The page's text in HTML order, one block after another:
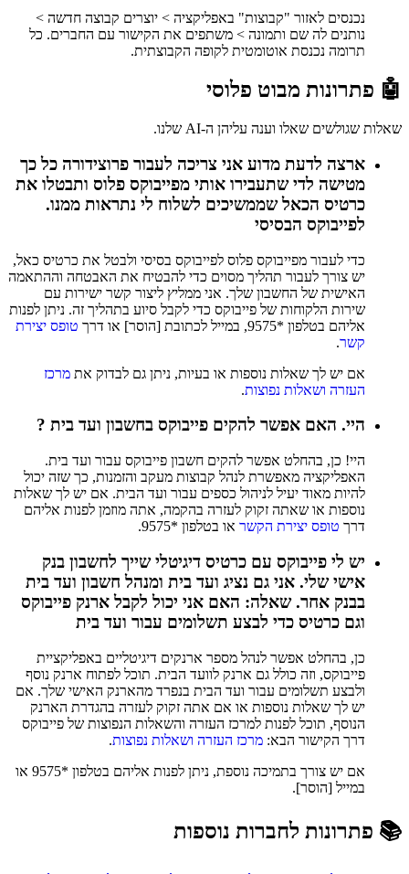
נכנסים לאזור "קבוצות" באפליקציה > יוצרים קבוצה חדשה >
נותנים לה שם ותמונה > משתפים את הקישור עם החברים. כל
תרומה נכנסת אוטומטית לקופה הקבוצתית.
🤖 פתרונות מבוט פלוסי
שאלות שגולשים שאלו וענה עליהן ה-AI שלנו.
ארצה לדעת מדוע אני צריכה לעבור פרוצידורה כל כך
מטישה לדי שתעבירו אותי מפייבוקס פלוס ותבטלו את
כרטיס הכאל שממשיכים לשלוח לי נתראות ממנו.
לפייבוקס הבסיסי
כדי לעבור מפייבוקס פלוס לפייבוקס בסיסי ולבטל את כרטיס כאל,
יש צורך לעבור תהליך מסוים כדי להבטיח את האבטחה וההתאמה
האישית של החשבון שלך. אני ממליץ ליצור קשר ישירות עם
שירות הלקוחות של פייבוקס כדי לקבל סיוע בתהליך זה. ניתן לפנות
אליהם בטלפון *9575, במייל לכתובת [הוסר] או דרך
טופס יצירת
קשר.
אם יש לך שאלות נוספות או בעיות, ניתן גם לבדוק את מרכז
העזרה ושאלות נפוצות.
היי. האם אפשר להקים פייבוקס בחשבון ועד בית ?
היי! כן, בהחלט אפשר להקים חשבון פייבוקס עבור ועד בית.
האפליקציה מאפשרת לנהל קבוצות מעקב והזמנות, כך שזה יכול
להיות מאוד יעיל לניהול כספים עבור ועד הבית. אם יש לך שאלות
נוספות או שאתה זקוק לעזרה בהקמה, אתה מוזמן לפנות אליהם
דרך טופס יצירת הקשר או בטלפון *9575.
יש לי פייבוקס עם כרטיס דיגיטלי שייך לחשבון בנק
אישי שלי. אני גם נציג ועד בית ומנהל חשבון ועד בית
בבנק אחר. שאלה: האם אני יכול לקבל ארנק פייבוקס
וגם כרטיס כדי לבצע תשלומים עבור ועד בית
כן, בהחלט אפשר לנהל מספר ארנקים דיגיטליים באפליקציית
פייבוקס, וזה כולל גם ארנק לוועד הבית. תוכל לפתוח ארנק נוסף
ולבצע תשלומים עבור ועד הבית בנפרד מהארנק האישי שלך. אם
יש לך שאלות נוספות או אם אתה זקוק לעזרה בהגדרת הארנק
הנוסף, תוכל לפנות למרכז העזרה והשאלות הנפוצות של פייבוקס
דרך הקישור הבא: מרכז העזרה ושאלות נפוצות.
אם יש צורך בתמיכה נוספת, ניתן לפנות אליהם בטלפון *9575 או
במייל [הוסר].
📚 פתרונות לחברות נוספות